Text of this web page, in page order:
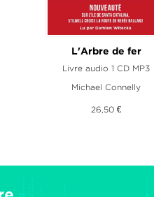
L'Arbre de fer
Livre audio 1 CD MP3
Michael Connelly
26,50 €
Le Troisième
Livre audio 2 CD
Ken Follett
27,00 €